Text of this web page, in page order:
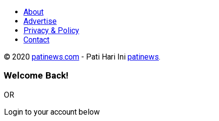
About
Advertise
Privacy & Policy
Contact
© 2020 patinews.com - Pati Hari Ini patinews.
Welcome Back!
OR
Login to your account below